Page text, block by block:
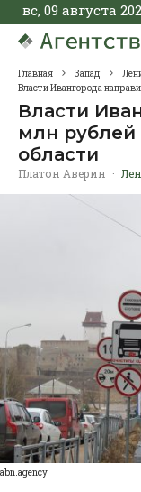
вс, 09 августа
Главная Запад
Власти Ивангорода
Власти
млн рублей
области
Платон Аверин ·
abn.agency